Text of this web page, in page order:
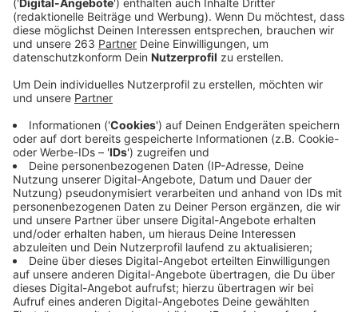
1.Eine Ergotherapeutische Praxis sucht eine
Mitarbeiterin für die Anmeldung in Siegen
Und in Weidenau will ein Familienunternehmen
Teilzeit (ca. 20-25 Stunden pro Woche) einstellen.
Ein Unternehmen in Kreuztal braucht
Produktionsmitarbeiter (m/w/d) im Metall- und
Drahtbereich, für Voll- oder Teilzeit.
In Neunkirchen sucht ein Fahrzeughandel einen
Kraftfahrzeugmechatroniker (m/w/d).
Und ein Unternehmen aus dem Bereich Lüftungs-
und Klimatechnik brauchtMaschinenbediener
(m/w/d).
Ein international tätiges Unternehmen mit mehr